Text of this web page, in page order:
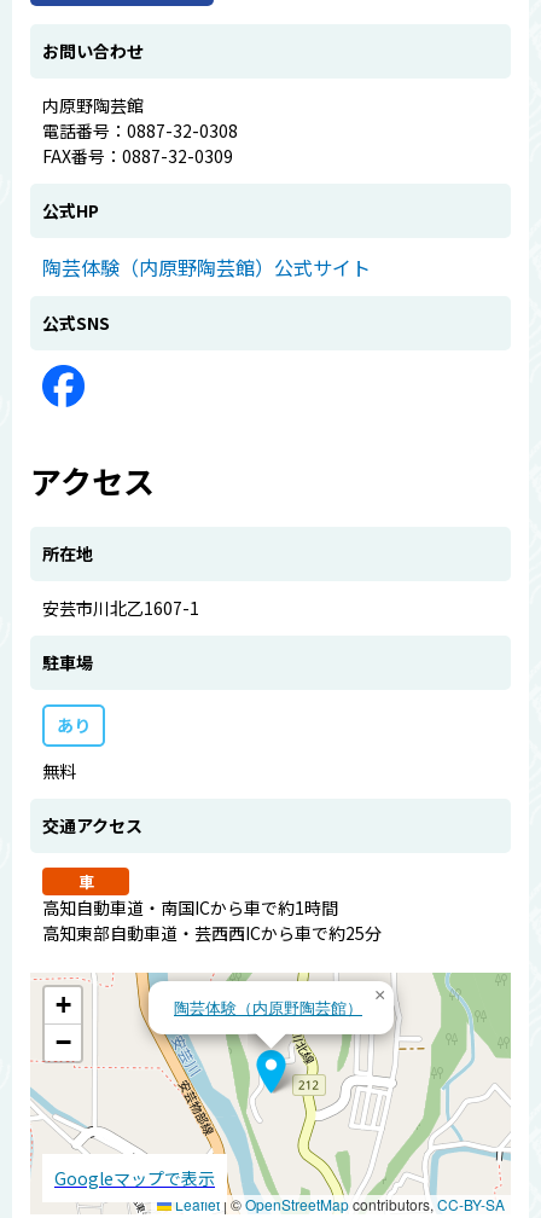
お問い合わせ
内原野陶芸館
電話番号：0887-32-0308
FAX番号：0887-32-0309
公式HP
陶芸体験（内原野陶芸館）公式サイト
公式SNS
アクセス
所在地
安芸市川北乙1607-1
駐車場
あり
無料
交通アクセス
車
高知自動車道・南国ICから車で約1時間
高知東部自動車道・芸西西ICから車で約25分
陶芸体験（内原野陶芸館）
×
+
−
Leaflet | ©OpenStreetMapcontributors, CC-BY-SA
Googleマップで表示